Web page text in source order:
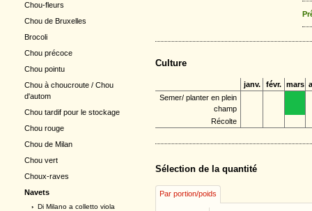
Chou-fleurs
Chou de Bruxelles
Brocoli
Chou précoce
Chou pointu
Chou à choucroute / Chou
d'autom
Chou tardif pour le stockage
Chou rouge
Chou de Milan
Chou vert
Choux-raves
Navets
› Di Milano a colletto viola
Culture
janv. févr. mars
Semer/ planter en plein
champ
Récolte
Sélection de la quantité
Par portion/poids